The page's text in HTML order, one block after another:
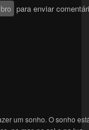
para enviar
um sonho. O sonho